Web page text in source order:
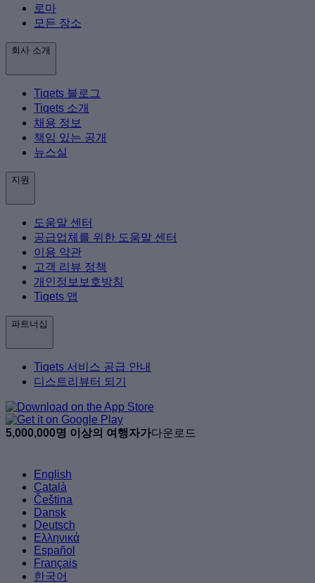
로마
모든 장소
회사 소개
Tiqets 블로그
Tiqets 소개
채용 정보
책임 있는 공개
뉴스실
지원
도움말 센터
공급업체를 위한 도움말 센터
이용 약관
고객 리뷰 정책
개인정보보호방침
Tiqets 앱
파트너십
Tiqets 서비스 공급 안내
디스트리뷰터 되기
5,000,000명 이상의 여행자가다운로드
English
Català
Čeština
Dansk
Deutsch
Ελληνικά
Español
Français
한국어